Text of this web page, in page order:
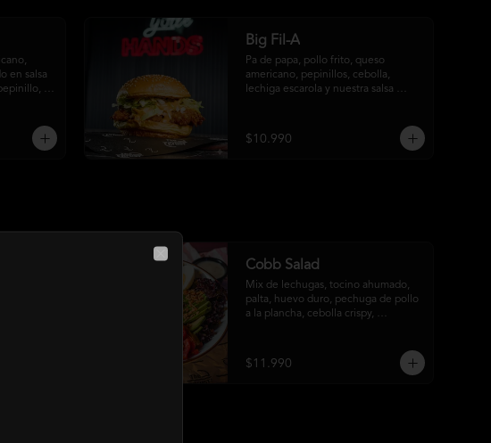
en salsa
Big Fil-A
Pa de papa, pollo frito, queso
americano, pepinillos, cebolla,
lechiga escarola y nuestra salsa
$10.990
Cobb Salad
Mix de lechugas, tocino ahumado,
palta, huevo duro, pechuga de pollo
a la plancha, cebolla crispy,
$11.990
Close